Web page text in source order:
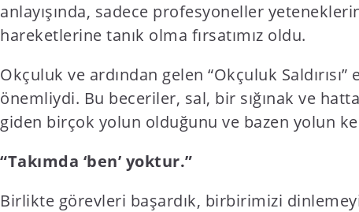
anlayışında, sadece profesyoneller
hareketlerine tanık olma fırsatımız oldu.
Okçuluk ve ardından gelen “Okçuluk
önemliydi. Bu beceriler, sal, bir sığınak ve
giden birçok yolun olduğunu ve bazen yolun
“Takımda ‘ben’ yoktur.”
Birlikte görevleri başardık, birbirimizi